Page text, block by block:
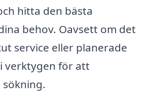
hitta den bästa
behov. Oavsett om det
service eller planerade
verktygen för att